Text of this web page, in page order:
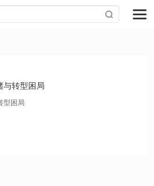
与转型困局
型困局